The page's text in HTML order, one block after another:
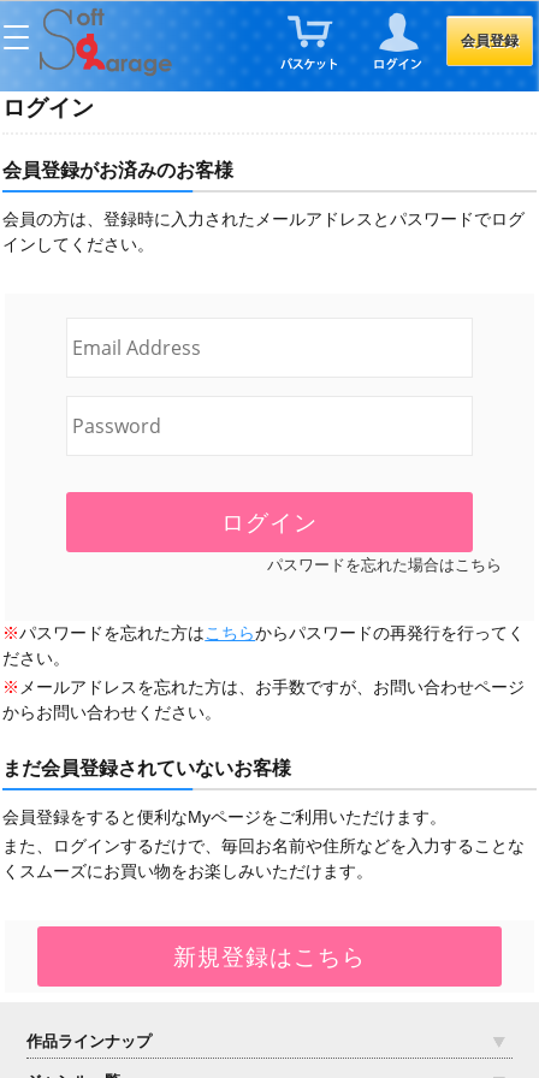
会員登録
ログイン
会員登録がお済みのお客様
会員の方は、登録時に入力されたメールアドレスとパスワードでログ
インしてください。
パスワードを忘れた場合はこちら
※パスワードを忘れた方はこちらからパスワードの再発行を行ってく
ださい。
※ メールアドレスを忘れた方は、お手数ですが、お問い合わせページ
からお問い合わせください。
まだ会員登録されていないお客様
会員登録をすると便利なMyページをご利用いただけます。
また、ログインするだけで、毎回お名前や住所などを入力することな
くスムーズにお買い物をお楽しみいただけます。
作品ラインナップ